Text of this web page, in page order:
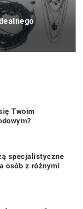
Twoim
specjalistyczne
osób z różnymi